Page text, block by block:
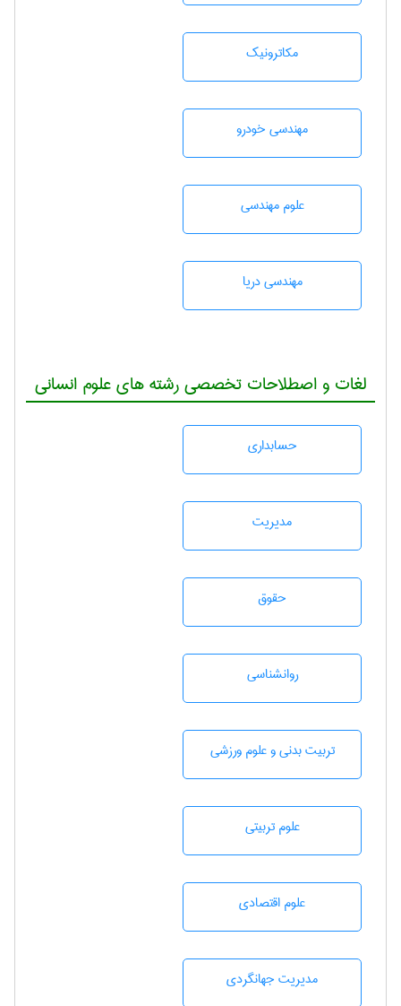
مکاترونیک
مهندسی خودرو
علوم مهندسی
مهندسی دریا
لغات و اصطلاحات تخصصی رشته های علوم انسانی
حسابداری
مديريت
حقوق
روانشناسی
تربيت بدنی و علوم ورزشی
علوم تربيتی
علوم اقتصادی
مديريت جهانگردی